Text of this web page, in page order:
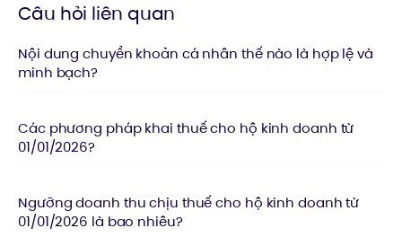
Câu hỏi liên quan
Nội dung chuyển khoản cá nhân thế nào là hợp lệ và
minh bạch?
Các phương pháp khai thuế cho hộ kinh doanh từ
01/01/2026?
Ngưỡng doanh thu chịu thuế cho hộ kinh doanh từ
01/01/2026 là bao nhiêu?